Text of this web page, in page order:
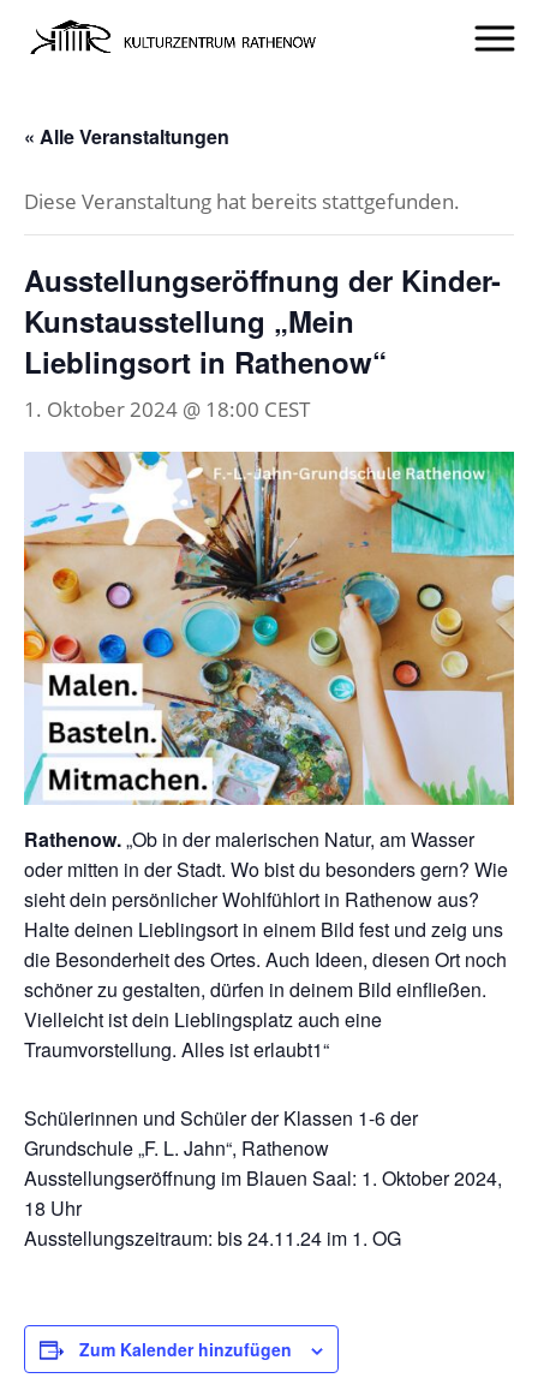
« Alle Veranstaltungen
Diese Veranstaltung hat bereits stattgefunden.
Ausstellungseröffnung der Kinder-
Kunstausstellung „Mein
Lieblingsort in Rathenow“
1. Oktober 2024 @ 18:00 CEST
Rathenow.„Ob in der malerischen Natur, am Wasser
oder mitten in der Stadt. Wo bist du besonders gern? Wie
sieht dein persönlicher Wohlfühlort in Rathenow aus?
Halte deinen Lieblingsort in einem Bild fest und zeig uns
die Besonderheit des Ortes. Auch Ideen, diesen Ort noch
schöner zu gestalten, dürfen in deinem Bild einfließen.
Vielleicht ist dein Lieblingsplatz auch eine
Traumvorstellung. Alles ist erlaubt1“
Schülerinnen und Schüler der Klassen 1-6 der
Grundschule „F. L. Jahn“, Rathenow
Ausstellungseröffnung im Blauen Saal: 1. Oktober 2024,
18 Uhr
Ausstellungszeitraum: bis 24.11.24 im 1. OG
Zum Kalender hinzufügen